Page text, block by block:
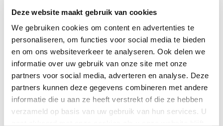
Deze website maakt gebruik van cookies
We gebruiken cookies om content en advertenties te
personaliseren, om functies voor social media te bieden
en om ons websiteverkeer te analyseren. Ook delen we
informatie over uw gebruik van onze site met onze
partners voor social media, adverteren en analyse. Deze
partners kunnen deze gegevens combineren met andere
informatie die u aan ze heeft verstrekt of die ze hebben
verzameld op basis van uw gebruik van hun services. U
UNCATEGORIZED.GEEN REACTIES OP
WORLD!
Welcome to WordPress. This is your first post. Edit or delete
it, then start writing!